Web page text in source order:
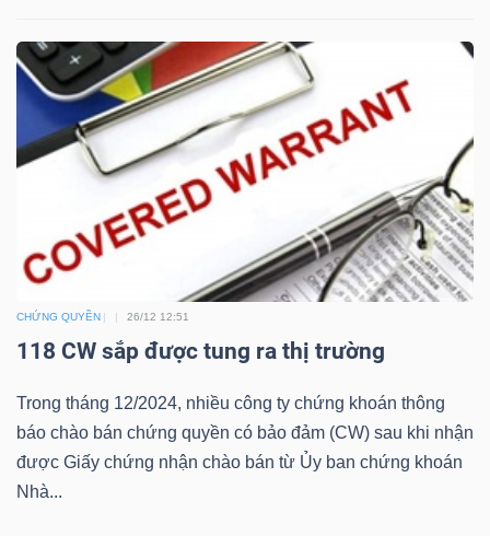
CHỨNG QUYỀN 26/12 12:51
118 CW sắp được tung ra thị trường
Trong tháng 12/2024, nhiều công ty chứng khoán thông
báo chào bán chứng quyền có bảo đảm (CW) sau khi nhận
được Giấy chứng nhận chào bán từ Ủy ban chứng khoán
Nhà...
chính
tư
Truyền
thông
tài
chính